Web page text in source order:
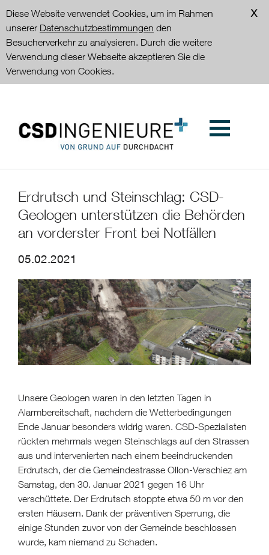
Diese Website verwendet Cookies, um im Rahmen
unserer Datenschutzbestimmungen den
Besucherverkehr zu analysieren. Durch die weitere
Verwendung dieser Webseite akzeptieren Sie die
Verwendung von Cookies.
Erdrutsch und Steinschlag: CSD-
Geologen unterstützen die Behörden
an vorderster Front bei Notfällen
05.02.2021
Unsere Geologen waren in den letzten Tagen in
Alarmbereitschaft, nachdem die Wetterbedingungen
Ende Januar besonders widrig waren. CSD-Spezialisten
rückten mehrmals wegen Steinschlags auf den Strassen
aus und intervenierten nach einem beeindruckenden
Erdrutsch, der die Gemeindestrasse Ollon-Verschiez am
Samstag, den 30. Januar 2021 gegen 16 Uhr
verschüttete. Der Erdrutsch stoppte etwa 50 m vor den
ersten Häusern. Dank der präventiven Sperrung, die
einige Stunden zuvor von der Gemeinde beschlossen
wurde, kam niemand zu Schaden.